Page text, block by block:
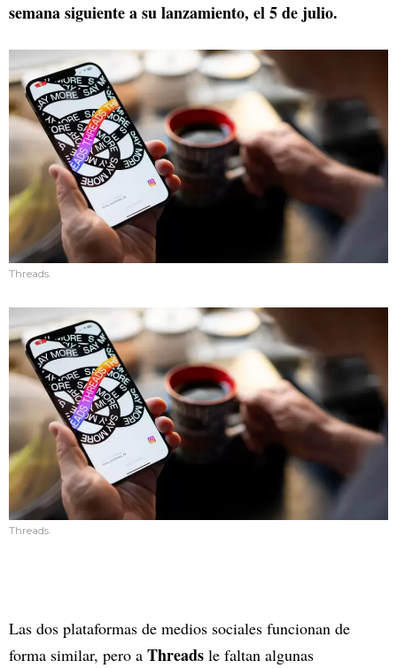
semana siguiente a su lanzamiento, el 5 de julio.
Threads.
Threads.
Las dos plataformas de medios sociales funcionan de
forma similar, pero a Threads le faltan algunas